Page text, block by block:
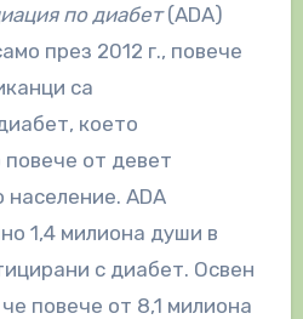
по диабет(ADA)
през 2012 г., повече
са
което
от девет
ADA
1,4 милиона души в
с диабет. Освен
повече от 8,1 милиона